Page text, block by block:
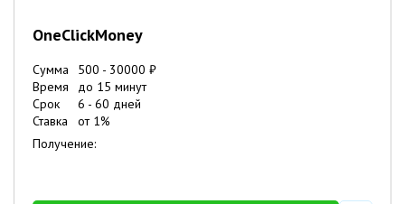
OneClickMoney
Сумма 500 - 30000 ₽
Время
до 15 минут
Срок
6 - 60 дней
Ставка
от 1%
Получение: